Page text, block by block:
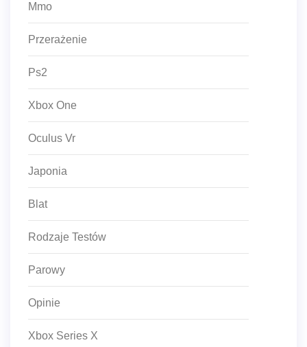
Mmo
Przerażenie
Ps2
Xbox One
Oculus Vr
Japonia
Blat
Rodzaje Testów
Parowy
Opinie
Xbox Series X